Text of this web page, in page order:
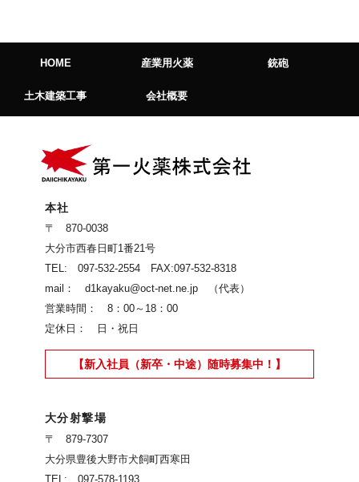
HOME 産業用火薬 銃砲
土木建築工事 会社概要
本社
〒 870-0038
大分市西春日町1番21号
TEL: 097-532-2554 FAX:097-532-8318
mail： d1kayaku@oct-net.ne.jp （代表）
営業時間： 8：00～18：00
定休日： 日・祝日
【新入社員（新卒・中途）随時募集中！】
大分射撃場
〒 879-7307
大分県豊後大野市犬飼町西寒田
TEL: 097-578-1193